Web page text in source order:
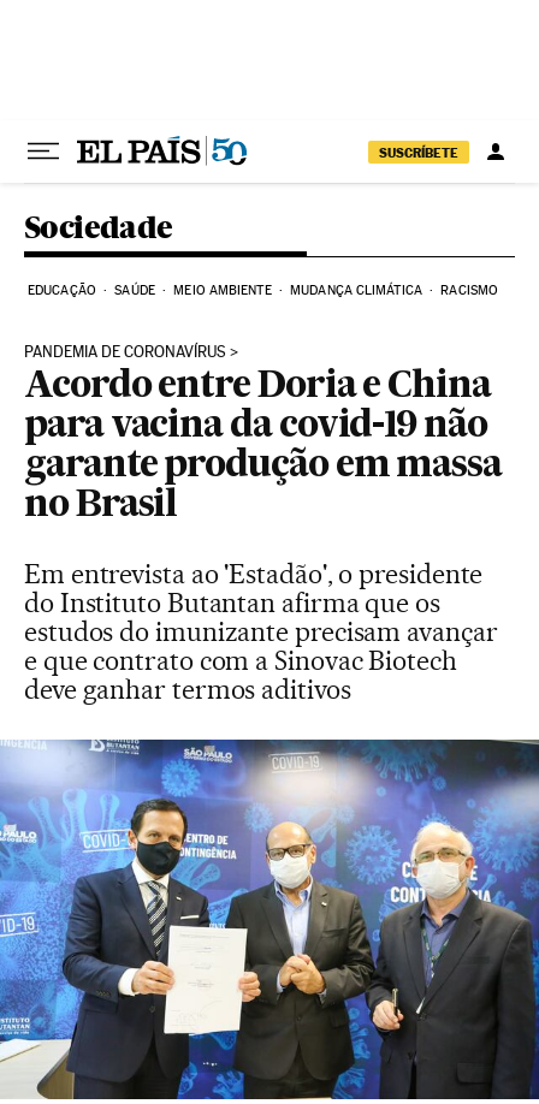
SUSCRÍBETE
Sociedade
EDUCAÇÃO SAÚDE MEIO AMBIENTE MUDANÇA CLIMÁTICA RACISMO
PANDEMIA DE CORONAVÍRUS
Acordo entre Doria e China
para vacina da covid-19 não
garante produção em massa
no Brasil
Em entrevista ao 'Estadão', o presidente
do Instituto Butantan afirma que os
estudos do imunizante precisam avançar
e que contrato com a Sinovac Biotech
deve ganhar termos aditivos